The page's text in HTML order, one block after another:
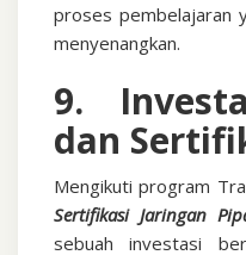
proses pembelajaran
menyenangkan.
9.
dan
Mengikuti program
Sertifikasi Jaringan
sebuah investasi